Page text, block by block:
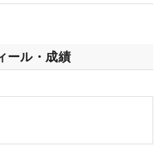
ール・成績